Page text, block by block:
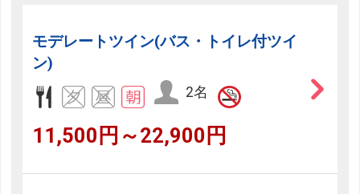
モデレートツイン(バス・トイレ付ツイ
ン)
2名
11,500円～22,900円